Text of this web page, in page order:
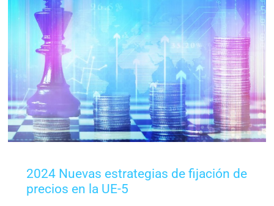
2024 Nuevas estrategias de fijación de
precios en la UE-5